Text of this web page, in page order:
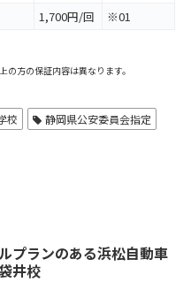
1,700円/回 ※01
方の保証内容は異なります。
校 静岡県公安委員会指定
プランのある浜松自動車
井校